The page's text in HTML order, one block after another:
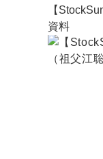
【
資料